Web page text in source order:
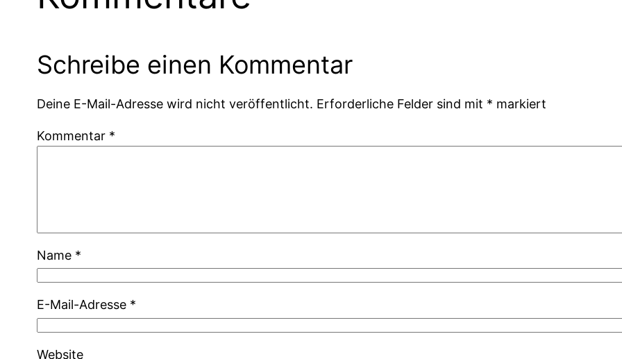
Schreibe einen Kommentar
Deine E-Mail-Adresse wird nicht veröffentlicht. Erforderliche Felder sind mit * markiert
Kommentar *
Name *
E-Mail-Adresse *
Website